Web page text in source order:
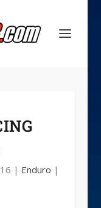
| Enduro |